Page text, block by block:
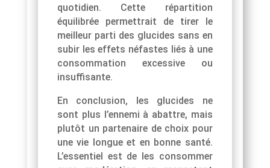
quotidien. Cette répartition
équilibrée permettrait de tirer le
meilleur parti des glucides sans en
subir les effets néfastes liés à une
consommation excessive ou
insuffisante.
En conclusion, les glucides ne
sont plus l’ennemi à abattre, mais
plutôt un partenaire de choix pour
une vie longue et en bonne santé.
L’essentiel est de les consommer